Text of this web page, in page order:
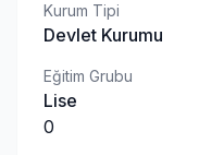
Kurum Tipi
Devlet Kurumu
Eğitim Grubu
Lise
0